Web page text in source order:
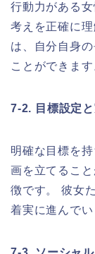
行動力がある
考えを正確に
は、自分自身
ことができます
7-2. 目標設定
明確な目標を
画を立てるこ
徴です。 彼女
着実に進んでい